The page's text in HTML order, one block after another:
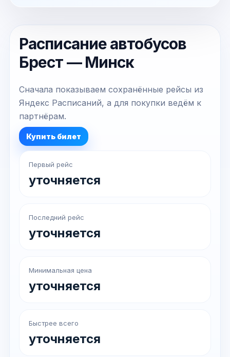
Расписание автобусов
Брест — Минск
Сначала показываем сохранённые рейсы из
Яндекс Расписаний, а для покупки ведём к
партнёрам.
Купить билет
Первый рейс
уточняется
Последний рейс
уточняется
Минимальная цена
уточняется
Быстрее всего
уточняется